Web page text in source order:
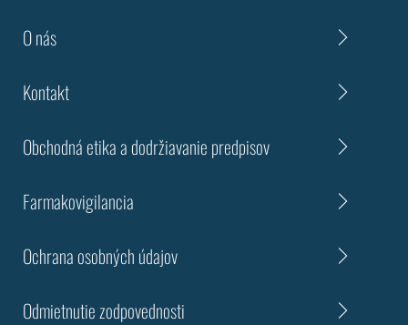
O nás
Kontakt
Obchodná etika a dodržiavanie predpisov
Farmakovigilancia
Ochrana osobných údajov
Odmietnutie zodpovednosti